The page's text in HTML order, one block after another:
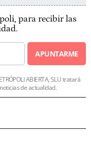
para recibir las
APUNTARME
ABIERTA, SLU tratará
de actualidad.